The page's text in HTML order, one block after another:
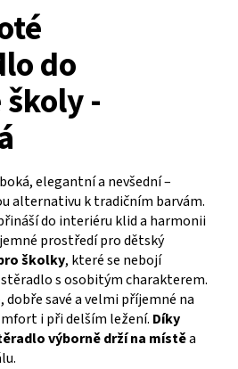
do
-
elegantní a nevšední –
alternativu k tradičním barvám.
do interiéru klid a harmonii
prostředí pro dětský
školky, které se nebojí
s osobitým charakterem.
savé a velmi příjemné na
i při delším ležení. Díky
výborně drží na místěa